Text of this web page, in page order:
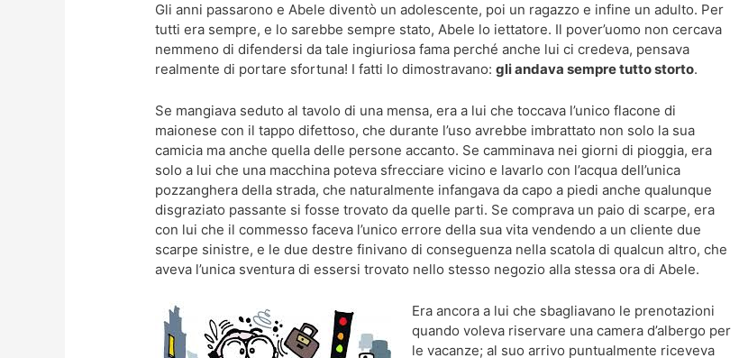
Gli anni passarono e Abele diventò un adolescente, poi un ragazzo e infine un adulto. Per
tutti era sempre, e lo sarebbe sempre stato, Abele lo iettatore. Il pover’uomo non cercava
nemmeno di difendersi da tale ingiuriosa fama perché anche lui ci credeva, pensava
realmente di portare sfortuna! I fatti lo dimostravano:gli andava sempre tutto storto.
Se mangiava seduto al tavolo di una mensa, era a lui che toccava l’unico flacone di
maionese con il tappo difettoso, che durante l’uso avrebbe imbrattato non solo la sua
camicia ma anche quella delle persone accanto. Se camminava nei giorni di pioggia, era
solo a lui che una macchina poteva sfrecciare vicino e lavarlo con l’acqua dell’unica
pozzanghera della strada, che naturalmente infangava da capo a piedi anche qualunque
disgraziato passante si fosse trovato da quelle parti. Se comprava un paio di scarpe, era
con lui che il commesso faceva l’unico errore della sua vita vendendo a un cliente due
scarpe sinistre, e le due destre finivano di conseguenza nella scatola di qualcun altro, che
aveva l’unica sventura di essersi trovato nello stesso negozio alla stessa ora di Abele.
Era ancora a lui che sbagliavano le prenotazioni
quando voleva riservare una camera d’albergo per
le vacanze; al suo arrivo puntualmente riceveva